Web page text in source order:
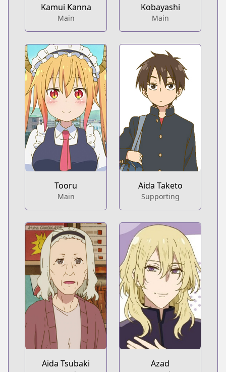
Kamui Kanna
Main
Kobayashi
Main
Tooru
Main
Aida Taketo
Supporting
Aida Tsubaki Azad